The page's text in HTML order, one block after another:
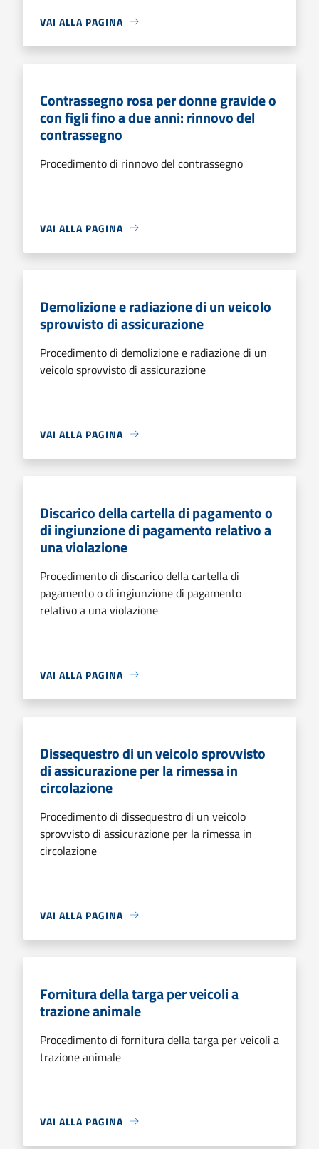
VAI ALLA PAGINA
Contrassegno rosa per donne gravide o
con figli fino a due anni: rinnovo del
contrassegno
Procedimento di rinnovo del contrassegno
VAI ALLA PAGINA
Demolizione e radiazione di un veicolo
sprovvisto di assicurazione
Procedimento di demolizione e radiazione di un
veicolo sprovvisto di assicurazione
VAI ALLA PAGINA
Discarico della cartella di pagamento o
di ingiunzione di pagamento relativo a
una violazione
Procedimento di discarico della cartella di
pagamento o di ingiunzione di pagamento
relativo a una violazione
VAI ALLA PAGINA
Dissequestro di un veicolo sprovvisto
di assicurazione per la rimessa in
circolazione
Procedimento di dissequestro di un veicolo
sprovvisto di assicurazione per la rimessa in
circolazione
VAI ALLA PAGINA
Fornitura della targa per veicoli a
trazione animale
Procedimento di fornitura della targa per veicoli a
trazione animale
VAI ALLA PAGINA